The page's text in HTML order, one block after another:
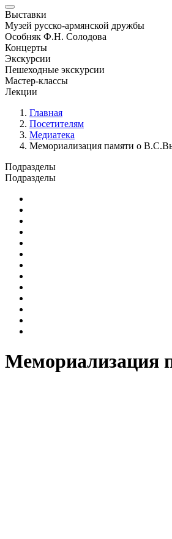
Выставки
Музей русско-армянской дружбы
Особняк Ф.Н. Солодова
Концерты
Экскурсии
Пешеходные экскурсии
Мастер-классы
Лекции
Главная
Посетителям
Медиатека
Мемориализация памяти о
Подразделы
Подразделы
Мемориализация